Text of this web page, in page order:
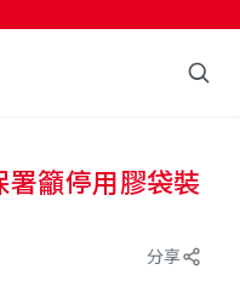
署籲停用膠袋裝
分享